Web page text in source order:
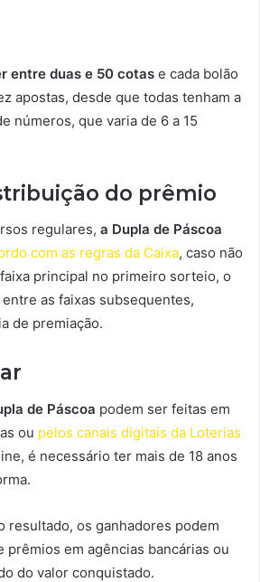
entre duas e 50 cotas e cada bolão
apostas, desde que todas tenham a
números, que varia de 6 a 15
do prêmio
regulares, a Dupla de Páscoa
com as regras da Caixa, caso não
principal no primeiro sorteio, o
as faixas subsequentes,
de premiação.
de Páscoa podem ser feitas em
ou pelos canais digitais da Loterias
é necessário ter mais de 18 anos
resultado, os ganhadores podem
prêmios em agências bancárias ou
do valor conquistado.